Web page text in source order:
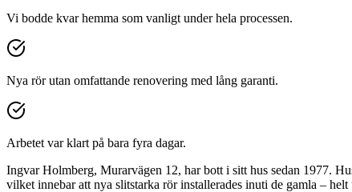
Vi bodde kvar hemma som vanligt under hela processen.
Nya rör utan omfattande renovering med lång garanti.
Arbetet var klart på bara fyra dagar.
Ingvar Holmberg, Murarvägen 12, har bott i sitt hus sedan 1977.
vilket innebar att nya slitstarka rör installerades inuti de gamla –